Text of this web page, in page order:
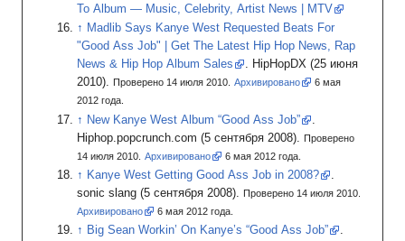
To Album — Music, Celebrity, Artist News | MTV
Madlib Says Kanye West Requested Beats For
"Good Ass Job"
Get The Latest Hip Hop News, Rap
News & Hip Hop Album Sales
. HipHopDX (25 июня
2010). Проверено 14 июля 2010. Архивировано 6 мая
2012 года.
New Kanye West Album “Good Ass Job”
Hiphop.popcrunch.com (5 сентября 2008).
Проверено
14 июля 2010.
Архивировано 6 мая 2012 года.
Kanye West Getting Good Ass Job in 2008?
.
sonic slang (5 сентября 2008). Проверено 14 июля 2010.
Архивировано
6 мая 2012 года.
Big Sean Workin’ On Kanye’s “Good Ass Job”
.